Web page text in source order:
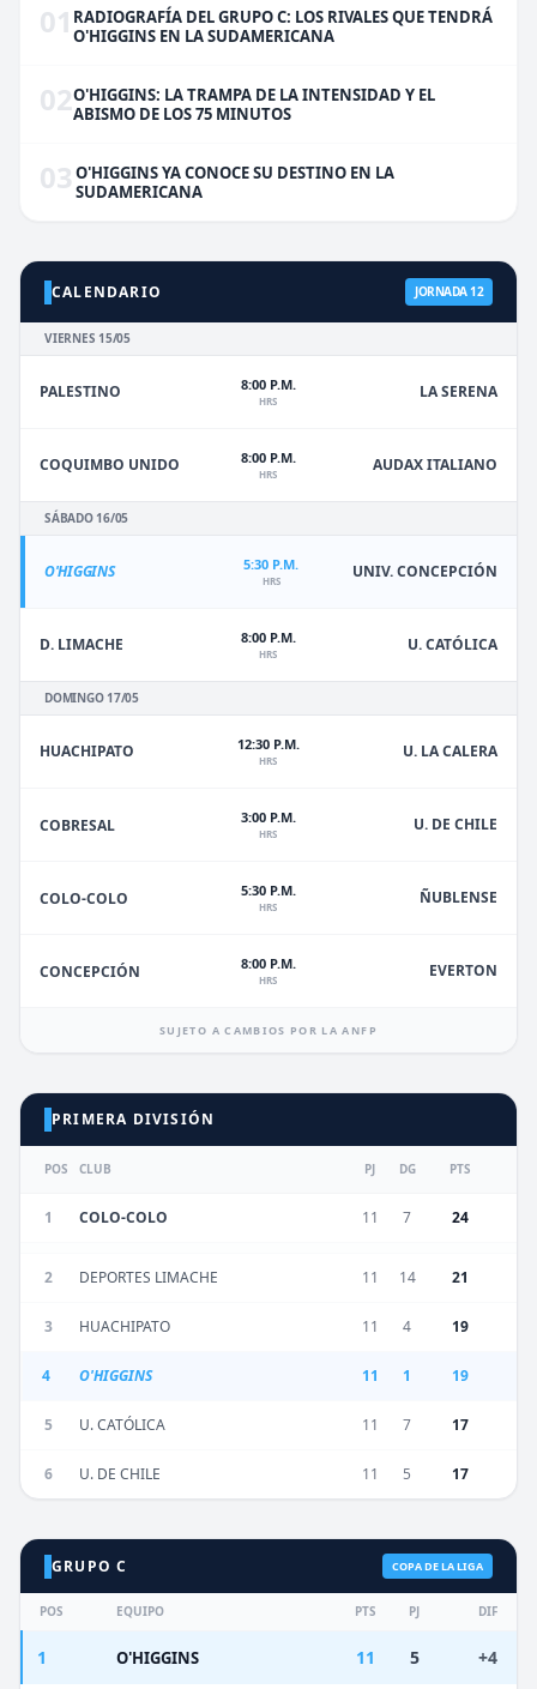
01 RADIOGRAFÍA DEL GRUPO C: LOS RIVALES QUE TENDRÁ
O'HIGGINS EN LA SUDAMERICANA
02O'HIGGINS: LA TRAMPA DE LA INTENSIDAD Y EL
ABISMO DE LOS 75 MINUTOS
03 O'HIGGINS YA CONOCE SU DESTINO EN LA
SUDAMERICANA
CALENDARIO JORNADA 12
VIERNES 15/05
PALESTINO 8:00 P.M.
HRS LA SERENA
COQUIMBO UNIDO 8:00 P.M.
HRS AUDAX ITALIANO
SÁBADO 16/05
O'HIGGINS 5:30 P.M.
HRS UNIV. CONCEPCIÓN
D. LIMACHE 8:00 P.M.
HRS U. CATÓLICA
DOMINGO 17/05
HUACHIPATO 12:30 P.M.
HRS U. LA CALERA
COBRESAL 3:00 P.M.
HRS U. DE CHILE
COLO-COLO 5:30 P.M.
HRS ÑUBLENSE
CONCEPCIÓN 8:00 P.M.
HRS EVERTON
SUJETO A CAMBIOS POR LA ANFP
PRIMERA DIVISIÓN
POS CLUB PJ DG PTS
1 COLO-COLO 11 7 24
2 DEPORTES LIMACHE 11 14 21
3 HUACHIPATO 11 4 19
4 O'HIGGINS 11 1 19
5 U. CATÓLICA 11 7 17
6 U. DE CHILE 11 5 17
GRUPO C COPA DE LA LIGA
POS EQUIPO PTS PJ DIF
1 O'HIGGINS 11 5 +4